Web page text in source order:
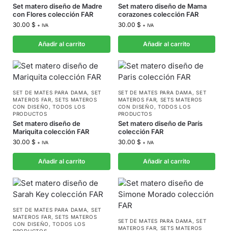
Set matero diseño de Madre
con Flores colección FAR
30.00 $ + IVA
Añadir al carrito
Set matero diseño de Mama
corazones colección FAR
30.00 $ + IVA
Añadir al carrito
SET DE MATES PARA DAMA, SET
MATEROS FAR,SETS MATEROS
CON DISEÑO ,TODOS LOS
PRODUCTOS
Set matero diseño de
Mariquita colección FAR
30.00 $ + IVA
Añadir al carrito
SET DE MATES PARA DAMA ,SET
MATEROS FAR, SETS MATEROS
CON DISEÑO , TODOS LOS
PRODUCTOS
Set matero diseño de París
colección FAR
30.00 $ + IVA
Añadir al carrito
SET DE MATES PARA DAMA, SET
MATEROS FAR,SETS MATEROS
CON DISEÑO ,TODOS LOS
SET DE MATES PARA DAMA ,SET
MATEROS FAR, SETS MATEROS